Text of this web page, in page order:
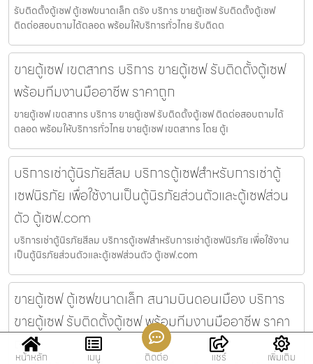
รับติดตั้งตู้เซฟ ตู้เซฟขนาดเล็ก ตรัง บริการ ขายตู้เซฟ รับติดตั้งตู้เซฟ
ติดต่อสอบถามได้ตลอด พร้อมให้บริการทั่วไทย รับติดต
ขายตู้เซฟ เขตสาทร บริการ ขายตู้เซฟ รับติดตั้งตู้เซฟ
พร้อมทีมงานมืออาชีพ ราคาถูก
ขายตู้เซฟ เขตสาทร บริการ ขายตู้เซฟ รับติดตั้งตู้เซฟ ติดต่อสอบถามได้
ตลอด พร้อมให้บริการทั่วไทย ขายตู้เซฟ เขตสาทร โดย ตู้เ
บริการเช่าตู้นิรภัยสีลม บริการตู้เซฟสำหรับการเช่าตู้
เซฟนิรภัย เพื่อใช้งานเป็นตู้นิรภัยส่วนตัวและตู้เซฟส่วน
ตัว ตู้เซฟ.com
บริการเช่าตู้นิรภัยสีลม บริการตู้เซฟสำหรับการเช่าตู้เซฟนิรภัย เพื่อใช้งาน
เป็นตู้นิรภัยส่วนตัวและตู้เซฟส่วนตัว ตู้เซฟ.com
ขายตู้เซฟ ตู้เซฟขนาดเล็ก สนามบินดอนเมือง บริการ
ขายตู้เซฟ รับติดตั้งตู้เซฟ พร้อมทีมงานมืออาชีพ ราคา
ถูก
หน้าหลัก เมนู ติดต่อ แชร์ เพิ่มเติม